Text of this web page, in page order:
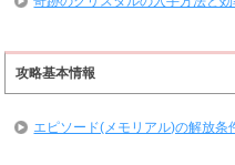
攻略基本情報
エピソード(メモリアル)の解放